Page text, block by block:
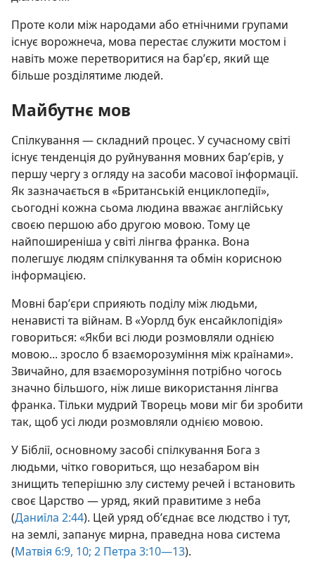
Проте коли між народами або етнічними групами
існує ворожнеча, мова перестає служити мостом і
навіть може перетворитися на бар’єр, який ще
більше розділятиме людей.
Майбутнє мов
Спілкування — складний процес. У сучасному світі
існує тенденція до руйнування мовних бар’єрів, у
першу чергу з огляду на засоби масової інформації.
Як зазначається в «Британській енциклопедії»,
сьогодні кожна сьома людина вважає англійську
своєю першою або другою мовою. Тому це
найпоширеніша у світі лінгва франка. Вона
полегшує людям спілкування та обмін корисною
інформацією.
Мовні бар’єри сприяють поділу між людьми,
ненависті та війнам. В «Уорлд бук енсайклопідія»
говориться: «Якби всі люди розмовляли однією
мовою... зросло б взаєморозуміння між країнами».
Звичайно, для взаєморозуміння потрібно чогось
значно більшого, ніж лише використання лінгва
франка. Тільки мудрий Творець мови міг би зробити
так, щоб усі люди розмовляли однією мовою.
У Біблії, основному засобі спілкування Бога з
людьми, чітко говориться, що незабаром він
знищить теперішню злу систему речей і встановить
своє Царство — уряд, який правитиме з неба
(Даниїла 2:44). Цей уряд об’єднає все людство і тут,
на землі, запанує мирна, праведна нова система
(Матвія 6:9, 10; 2 Петра 3:10—13).